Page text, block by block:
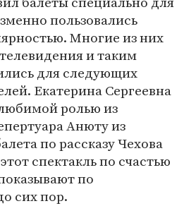
пользовались
Многие из них
и таким
для следующих
Екатерина Сергеевна
ролью из
Анюту из
по рассказу Чехова
спектакль по счастью
по
сих пор.